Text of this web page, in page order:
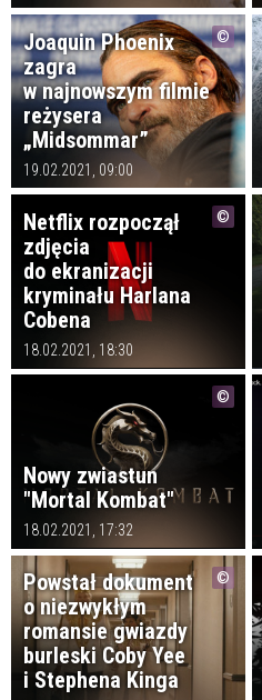
Joaquin Phoenix
zagra
w najnowszym filmie
reżysera
„Midsommar”
19.02.2021, 09:00
Netflix rozpoczął
zdjęcia
do ekranizacji
kryminału Harlana
Cobena
18.02.2021, 18:30
Nowy zwiastun
"Mortal Kombat"
18.02.2021, 17:32
Powstał dokument
o niezwykłym
romansie gwiazdy
burleski Coby Yee
i Stephena Kinga